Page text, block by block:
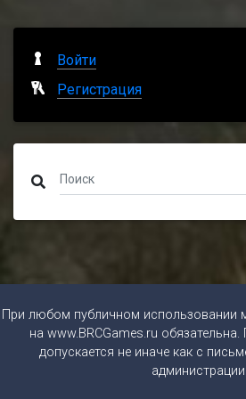
Войти
Регистрация
При любом публичном использовании
на www.BRCGames.ru
допускается не иначе как с
администрации.